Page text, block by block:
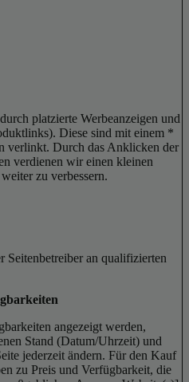
platzierte Werbeanzeigen und
Diese sind mit einem *
verlinkt. Durch das Anklicken der
verdienen wir einen kleinen
zu verbessern.
Seitenbetreiber an qualifizierten
angezeigt werden,
Stand (Datum/Uhrzeit) und
jederzeit ändern. Für den Kauf
zu Preis und Verfügbarkeit, die